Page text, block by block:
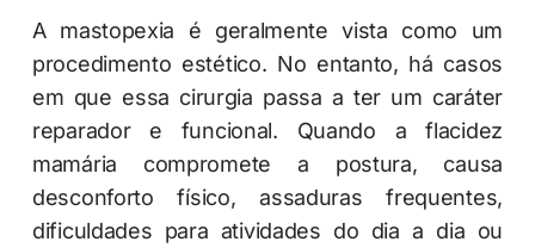
A mastopexia é geralmente vista como um
procedimento estético. No entanto, há casos
em que essa cirurgia passa a ter um caráter
reparador e funcional. Quando a flacidez
mamária compromete a postura, causa
desconforto físico, assaduras frequentes,
dificuldades para atividades do dia a dia ou